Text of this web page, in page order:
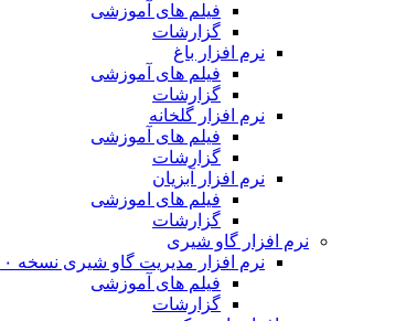
فیلم های آموزشی
گزارشات
نرم افزار باغ
فیلم های آموزشی
گزارشات
نرم افزار گلخانه
فیلم های آموزشی
گزارشات
نرم افزار آبزیان
فیلم های اموزشی
گزارشات
نرم افزار گاو شیری
نرم افزار مدیریت گاو شیری نسخه ۲۰۰ راس ، ۴۰۰ راس و نامحدود
فیلم های آموزشی
گزارشات